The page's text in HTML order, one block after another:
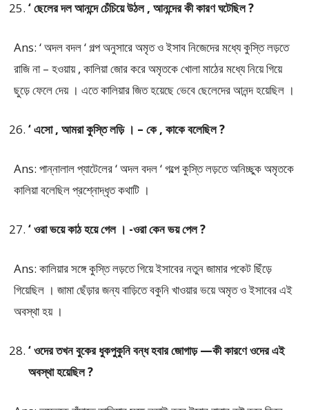
‘ ছেলের দল আনন্দে চেঁচিয়ে উঠল , আনন্দের কী কারণ ঘটেছিল ?
Ans: ‘ অদল বদল ‘ গল্প অনুসারে অমৃত ও ইসাব নিজেদের মধ্যে কুস্তি লড়তে
রাজি না – হওয়ায় , কালিয়া জোর করে অমৃতকে খোলা মাঠের মধ্যে নিয়ে গিয়ে
ছুড়ে ফেলে দেয় । এতে কালিয়ার জিত হয়েছে ভেবে ছেলেদের আনন্দ হয়েছিল ।
‘ এসো , আমরা কুস্তি লড়ি । – কে , কাকে বলেছিল ?
Ans: পান্নালাল প্যাটেলের ‘ অদল বদল ‘ গল্পে কুস্তি লড়তে অনিচ্ছুক অমৃতকে
কালিয়া বলেছিল প্রশ্নোদ্ধৃত কথাটি ।
‘ ওরা ভয়ে কাঠ হয়ে গেল । -ওরা কেন ভয় পেল ?
Ans: কালিয়ার সঙ্গে কুস্তি লড়তে গিয়ে ইসাবের নতুন জামার পকেট ছিঁড়ে
গিয়েছিল । জামা ছেঁড়ার জন্য বাড়িতে বকুনি খাওয়ার ভয়ে অমৃত ও ইসাবের এই
অবস্থা হয় ।
‘ ওদের তখন বুকের ধুকপুকুনি বন্ধ হবার জোগাড় —কী কারণে ওদের এই
অবস্থা হয়েছিল ?